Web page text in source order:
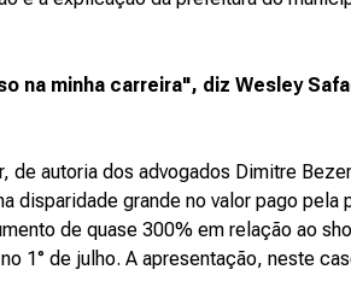
na minha carreira", diz Wesley
de autoria dos advogados Dimitre
disparidade grande no valor pago pela
de quase 300% em relação ao
1° de julho. A apresentação, neste